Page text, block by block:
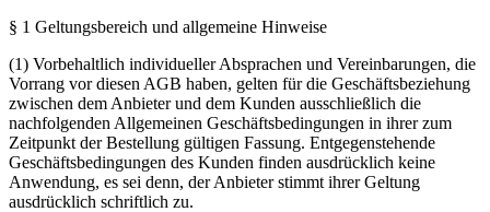
§ 1 Geltungsbereich und allgemeine Hinweise
(1) Vorbehaltlich individueller Absprachen und Vereinbarungen, die
Vorrang vor diesen AGB haben, gelten für die Geschäftsbeziehung
zwischen dem Anbieter und dem Kunden ausschließlich die
nachfolgenden Allgemeinen Geschäftsbedingungen in ihrer zum
Zeitpunkt der Bestellung gültigen Fassung. Entgegenstehende
Geschäftsbedingungen des Kunden finden ausdrücklich keine
Anwendung, es sei denn, der Anbieter stimmt ihrer Geltung
ausdrücklich schriftlich zu.